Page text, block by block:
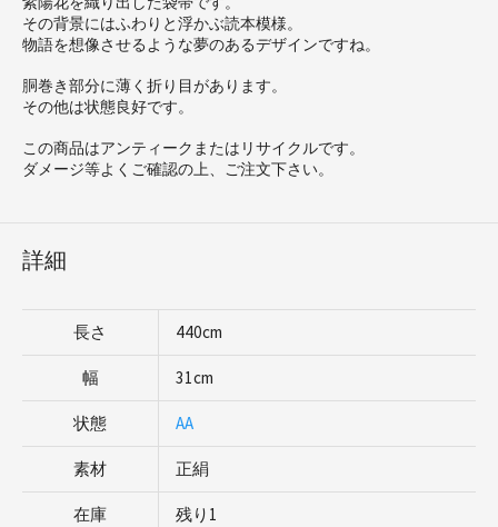
その背景にはふわりと浮かぶ読本模様。
物語を想像させるような夢のあるデザインですね。
胴巻き部分に薄く折り目があります。
その他は状態良好です。
この商品はアンティークまたはリサイクルです。
ダメージ等よくご確認の上、ご注文下さい。
詳細
長さ 440cm
幅 31cm
状態 AA
素材 正絹
在庫 残り1